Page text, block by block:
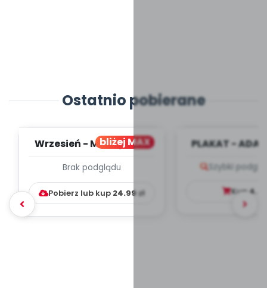
Ostatnio pobierane
bliżej MAX
Wrzesień - MIESIĘCZNY
WYCHOWAWCZO –
DYDAKTYC...
Brak podglądu
Pobierz lub kup 24.99zł
PLAKAT -
Szybki
Kup